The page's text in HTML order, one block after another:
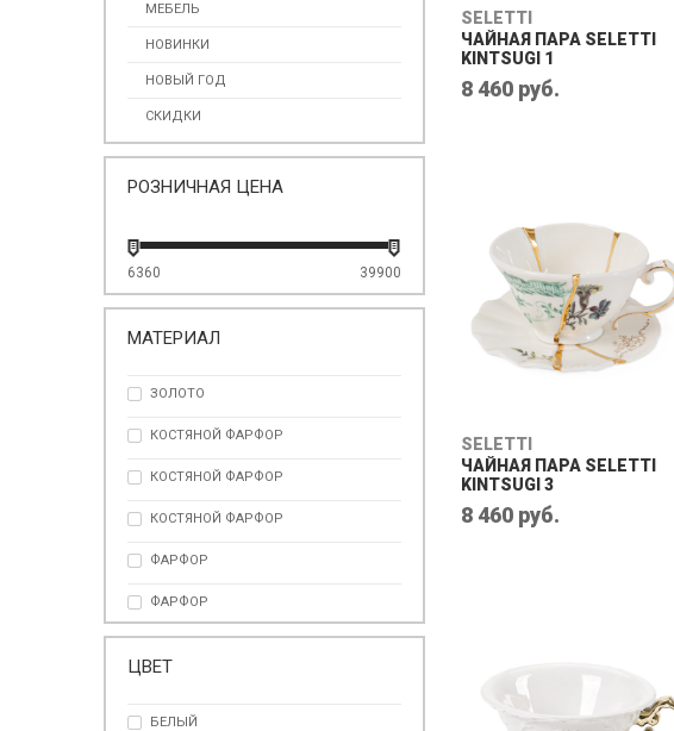
МЕБЕЛЬ
НОВИНКИ
НОВЫЙ ГОД
СКИДКИ
РОЗНИЧНАЯ ЦЕНА
6360 39900
МАТЕРИАЛ
ЗОЛОТО
КОСТЯНОЙ ФАРФОР
КОСТЯНОЙ ФАРФОР
КОСТЯНОЙ ФАРФОР
ФАРФОР
ФАРФОР
ЦВЕТ
БЕЛЫЙ
SELETTI
ЧАЙНАЯ ПАРА SELETTI
KINTSUGI 1
8 460 руб.
SELETTI
ЧАЙНАЯ ПАРА SELETTI
KINTSUGI 3
8 460 руб.